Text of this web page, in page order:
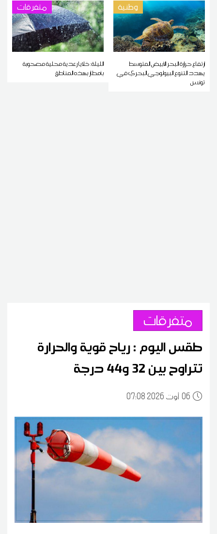
وطنية
ارتفاع حرارة البحر الأبيض المتوسط
يهدد التنوع البيولوجي البحري في
تونس
متفرقات
الليلة: خلايا رعدية محلية مصحوبة
بأمطار بهذه المناطق
متفرقات
طقس اليوم : رياح قوية والحرارة
تتراوح بين 32 و44 درجة
0607:08 2026 أوت